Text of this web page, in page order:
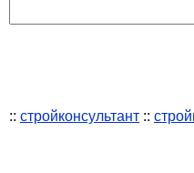
:: стройконсультант ::